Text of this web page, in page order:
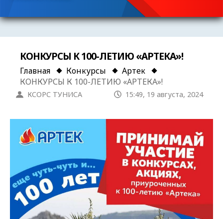
КОНКУРСЫ К 100-ЛЕТИЮ «АРТЕКА»!
Главная Конкурсы
Артек
КОНКУРСЫ К 100-ЛЕТИЮ «АРТЕКА»!
КСОРС ТУНИСА 15:49, 19 августа, 2024